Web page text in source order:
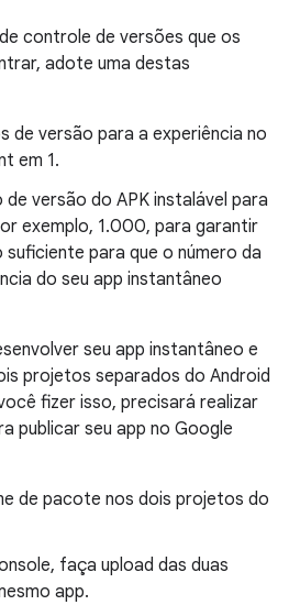
controle de versões que os
adote uma destas
de versão para a experiência no
em 1.
versão do APK instalável para
exemplo, 1.000, para garantir
para que o número da
do seu app instantâneo
seu app instantâneo e
projetos separados do Android
fizer isso, precisará realizar
publicar seu app no Google
de pacote nos dois projetos do
faça upload das duas
app.